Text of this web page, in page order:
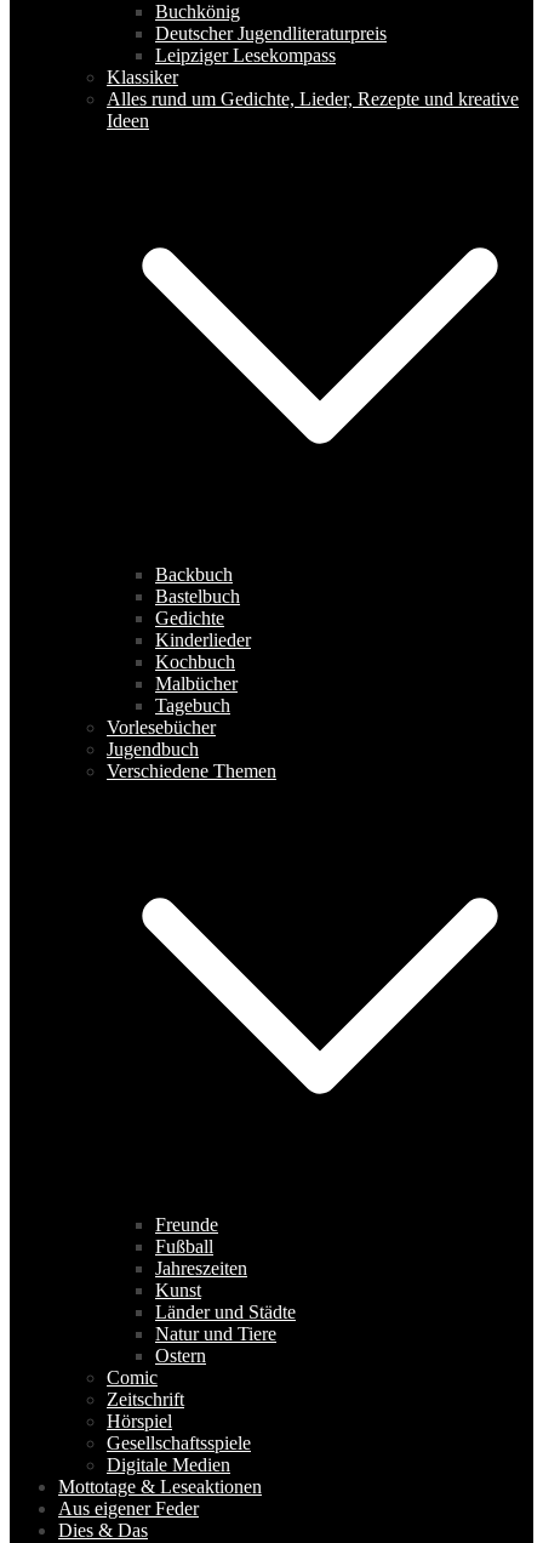
Buchkönig
Deutscher Jugendliteraturpreis
Leipziger Lesekompass
Klassiker
Alles rund um Gedichte, Lieder, Rezepte und kreative
Ideen
Backbuch
Bastelbuch
Gedichte
Kinderlieder
Kochbuch
Malbücher
Tagebuch
Vorlesebücher
Jugendbuch
Verschiedene Themen
Freunde
Fußball
Jahreszeiten
Kunst
Länder und Städte
Natur und Tiere
Ostern
Comic
Zeitschrift
Hörspiel
Gesellschaftsspiele
Digitale Medien
Mottotage & Leseaktionen
Aus eigener Feder
Dies & Das